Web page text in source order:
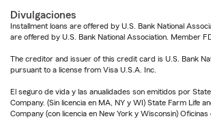
Divulgaciones
Installment loans are offered by U.S. Bank National
are offered by U.S. Bank National Association. Member
The creditor and issuer of this credit card is U.S. Bank
pursuant to a license from Visa U.S.A. Inc.
El seguro de vida y las anualidades son emitidos por
Company. (Sin licencia en MA, NY y WI) State Farm Life
Company (con licencia en New York y Wisconsin) Oficinas